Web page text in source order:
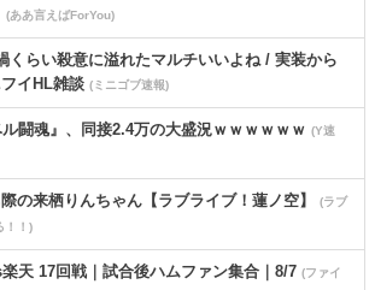
(ああ言えばForYou)
くらい殺意に溢れたマルチいいよね / 実装から
イHL雑談 (ミニゴブ速報)
闘魂』、同接2.4万の大盛況ｗｗｗｗｗｗ (Y速
際の来栖りんちゃん【ラブライブ！蓮ノ空】
(ラブ
！！)
楽天 17回戦｜試合後ハムファン集合｜8/7 (ファイ